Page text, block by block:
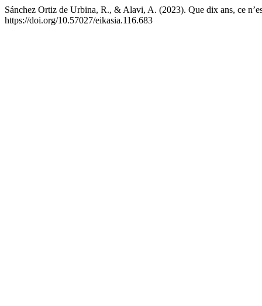
Sánchez Ortiz de Urbina, R., & Alavi, A. (2023). Que dix ans, ce
https://doi.org/10.57027/eikasia.116.683